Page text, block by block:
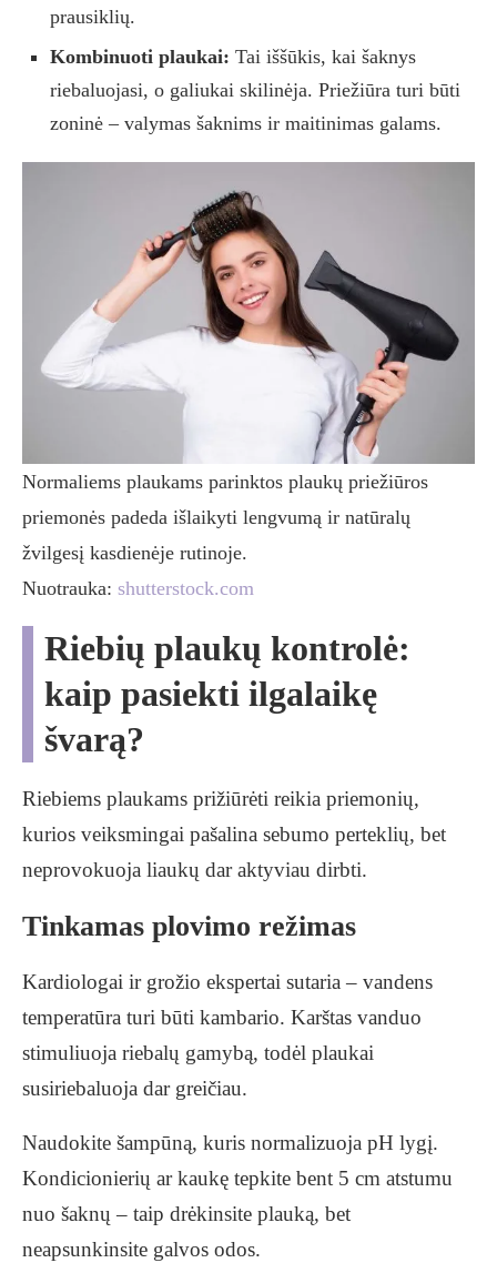
prausiklių.
Kombinuoti plaukai: Tai iššūkis, kai šaknys
riebaluojasi, o galiukai skilinėja. Priežiūra turi būti
zoninė – valymas šaknims ir maitinimas galams.
Normaliems plaukams parinktos plaukų priežiūros
priemonės padeda išlaikyti lengvumą ir natūralų
žvilgesį kasdienėje rutinoje.
Nuotrauka: shutterstock.com
Riebių plaukų kontrolė:
kaip pasiekti ilgalaikę
švarą?
Riebiems plaukams prižiūrėti reikia priemonių,
kurios veiksmingai pašalina sebumo perteklių, bet
neprovokuoja liaukų dar aktyviau dirbti.
Tinkamas plovimo režimas
Kardiologai ir grožio ekspertai sutaria – vandens
temperatūra turi būti kambario. Karštas vanduo
stimuliuoja riebalų gamybą, todėl plaukai
susiriebaluoja dar greičiau.
Naudokite šampūną, kuris normalizuoja pH lygį.
Kondicionierių ar kaukę tepkite bent 5 cm atstumu
nuo šaknų – taip drėkinsite plauką, bet
neapsunkinsite galvos odos.